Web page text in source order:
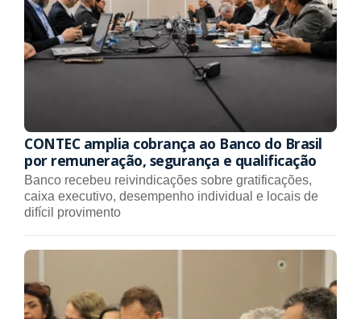
CONTEC amplia cobrança ao Banco do Brasil
por remuneração, segurança e qualificação
Banco recebeu reivindicações sobre gratificações,
caixa executivo, desempenho individual e locais de
difícil provimento